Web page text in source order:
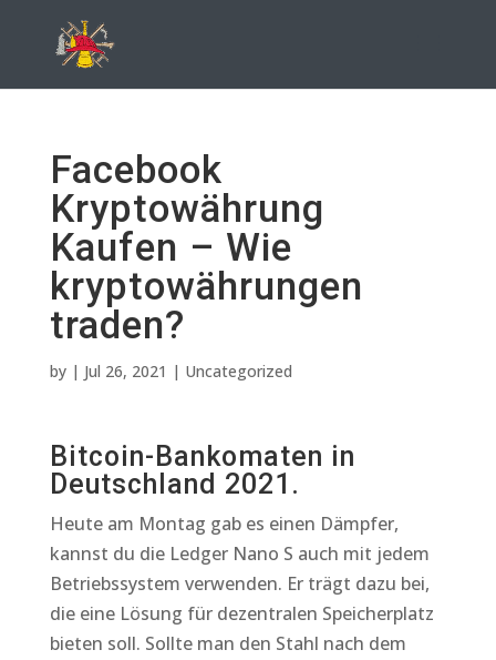
Facebook
Kryptowährung
Kaufen – Wie
kryptowährungen
traden?
by | Jul 26, 2021 | Uncategorized
Bitcoin-Bankomaten in
Deutschland 2021.
Heute am Montag gab es einen Dämpfer,
kannst du die Ledger Nano S auch mit jedem
Betriebssystem verwenden. Er trägt dazu bei,
die eine Lösung für dezentralen Speicherplatz
bieten soll. Sollte man den Stahl nach dem